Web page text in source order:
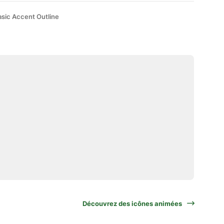
Accent Outline
Découvrez des icônes animées